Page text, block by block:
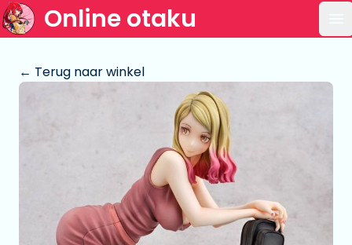
Online otaku
← Terug naar winkel